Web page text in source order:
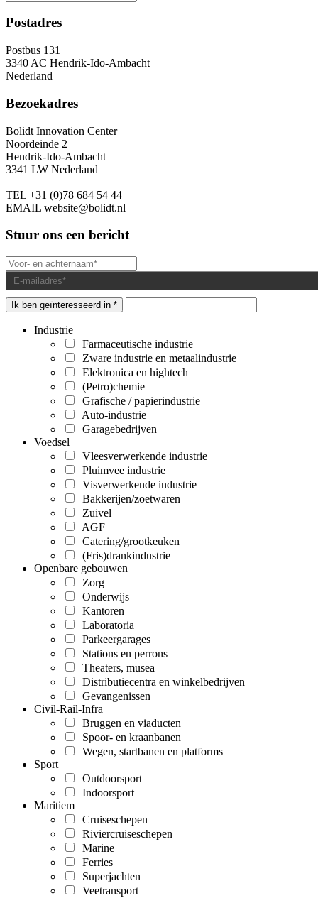
Postadres
Postbus 131
3340 AC Hendrik-Ido-Ambacht
Nederland
Bezoekadres
Bolidt Innovation Center
Noordeinde 2
Hendrik-Ido-Ambacht
3341 LW Nederland
TEL +31 (0)78 684 54 44
EMAIL website@bolidt.nl
Stuur ons een bericht
Ik ben geïnteresseerd in *
Industrie
Farmaceutische industrie
Zware industrie en metaalindustrie
Elektronica en hightech
(Petro)chemie
Grafische / papierindustrie
Auto-industrie
Garagebedrijven
Voedsel
Vleesverwerkende industrie
Pluimvee industrie
Visverwerkende industrie
Bakkerijen/zoetwaren
Zuivel
AGF
Catering/grootkeuken
(Fris)drankindustrie
Openbare gebouwen
Zorg
Onderwijs
Kantoren
Laboratoria
Parkeergarages
Stations en perrons
Theaters, musea
Distributiecentra en winkelbedrijven
Gevangenissen
Civil-Rail-Infra
Bruggen en viaducten
Spoor- en kraanbanen
Wegen, startbanen en platforms
Sport
Outdoorsport
Indoorsport
Maritiem
Cruiseschepen
Riviercruiseschepen
Marine
Ferries
Superjachten
Veetransport